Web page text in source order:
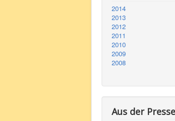
2014
2013
2012
2011
2010
2009
2008
Aus der Presse